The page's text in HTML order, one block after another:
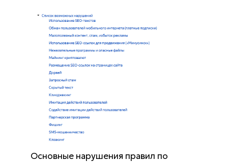
Основные нарушения правил по